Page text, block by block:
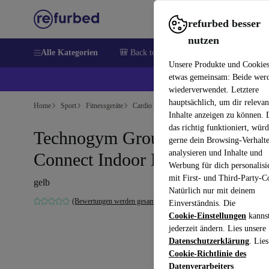
refurbed besser
nutzen
Unsere Produkte und
etwas gemeinsam: Beide
wiederverwendet. Letztere
hauptsächlich, um dir
Inhalte anzeigen zu können.
das richtig funktioniert,
gerne dein Browsing-
analysieren und Inhalte und
Werbung für dich
mit First- und Third-Party-
Natürlich nur mit deinem
Einverständnis. Die
Cookie-Einstellungen
jederzeit ändern. Lies unsere
Datenschutzerklärung.
Cookie-Richtlinie des
Datenverarbeiters
Alle Kategorien 🎒 Back to school
💰
Home Sport Fitnessgeräte Cardio Fitnessfahrräder
Technogym Group Cycle
Connect Indoor Bike (2022)
gelb
(Bewertungen werden gesammelt)